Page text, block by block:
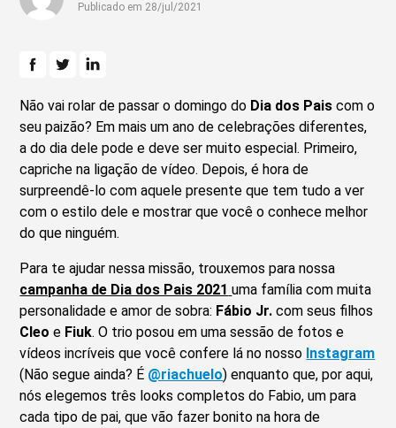
Publicado em 28/jul/2021
Não vai rolar de passar o domingo do Dia dos Pais com o
seu paizão? Em mais um ano de celebrações diferentes,
a do dia dele pode e deve ser muito especial. Primeiro,
capriche na ligação de vídeo. Depois, é hora de
surpreendê-lo com aquele presente que tem tudo a ver
com o estilo dele e mostrar que você o conhece melhor
do que ninguém.
Para te ajudar nessa missão, trouxemos para nossa
campanha de Dia dos Pais 2021 uma família com muita
personalidade e amor de sobra: Fábio Jr. com seus filhos
Cleo e Fiuk. O trio posou em uma sessão de fotos e
vídeos incríveis que você confere lá no nosso Instagram
(Não segue ainda? É @riachuelo) enquanto que, por aqui,
nós elegemos três looks completos do Fabio, um para
cada tipo de pai, que vão fazer bonito na hora de